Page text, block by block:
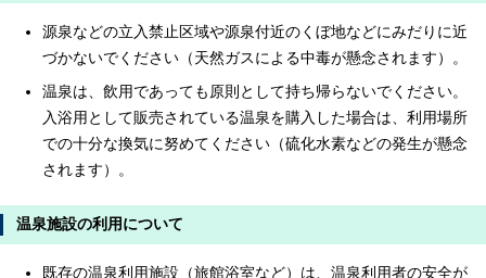
源泉などの立入禁止区域や源泉付近のくぼ地などにみだりに近
づかないでください（天然ガスによる中毒が懸念されます）。
温泉は、飲用であっても原則として持ち帰らないでください。
入浴用として販売されている温泉を購入した場合は、利用場所
での十分な換気に努めてください（硫化水素などの発生が懸念
されます）。
温泉施設の利用について
既存の温泉利用施設（旅館浴室など）は、温泉利用者の安全が